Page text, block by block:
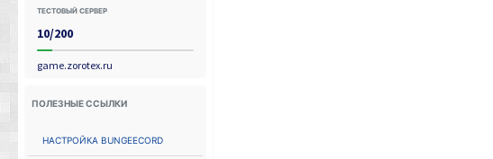
Тестовый сервер
10/200
game.zorotex.ru
Полезные ссылки
Настройка Bungeecord